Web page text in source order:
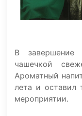
В завершение
чашечкой
Ароматный
лета и оставил
мероприятии.